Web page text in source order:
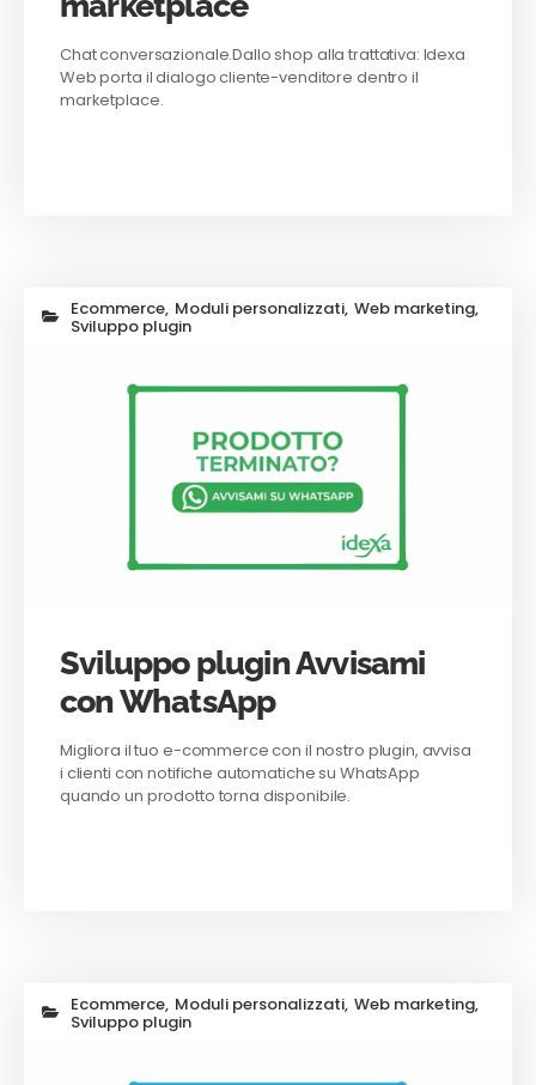
Chat conversazionale.Dallo shop alla trattativa: Idexa
Web porta il dialogo cliente-venditore dentro il
marketplace.
Ecommerce, Moduli personalizzati, Web marketing,
Sviluppo plugin
Sviluppo plugin Avvisami
con WhatsApp
Migliora il tuo e-commerce con il nostro plugin, avvisa
i clienti con notifiche automatiche su WhatsApp
quando un prodotto torna disponibile.
Ecommerce, Moduli personalizzati, Web marketing,
Sviluppo plugin